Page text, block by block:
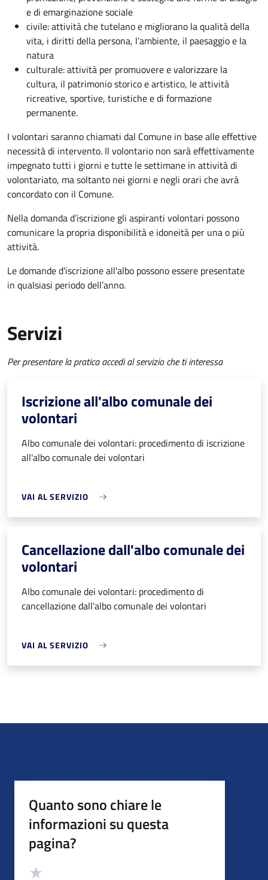
e di emarginazione sociale
civile: attività che tutelano e migliorano la qualità della
vita, i diritti della persona, l’ambiente, il paesaggio e la
natura
culturale: attività per promuovere e valorizzare la
cultura, il patrimonio storico e artistico, le attività
ricreative, sportive, turistiche e di formazione
permanente.
I volontari saranno chiamati dal Comune in base alle effettive
necessità di intervento. Il volontario non sarà effettivamente
impegnato tutti i giorni e tutte le settimane in attività di
volontariato, ma soltanto nei giorni e negli orari che avrà
concordato con il Comune.
Nella domanda d’iscrizione gli aspiranti volontari possono
comunicare la propria disponibilità e idoneità per una o più
attività.
Le domande d'iscrizione all'albo possono essere presentate
in qualsiasi periodo dell’anno.
Servizi
Per presentare la pratica accedi al servizio che ti interessa
Iscrizione all'albo comunale dei
volontari
Albo comunale dei volontari: procedimento di iscrizione
all'albo comunale dei volontari
VAI AL SERVIZIO
Cancellazione dall'albo comunale dei
volontari
Albo comunale dei volontari: procedimento di
cancellazione dall'albo comunale dei volontari
VAI AL SERVIZIO
Quanto sono chiare le
informazioni su questa
pagina?
Valutazione